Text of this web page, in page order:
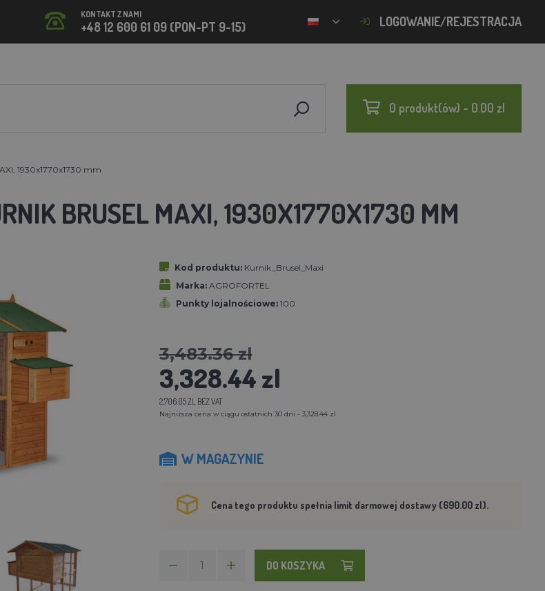
KONTAKT Z NAMI
+48 12 600 61 09 (PON-PT 9-15) LOGOWANIE/REJESTRACJA
0 produkt(ów) - 0.00 zl
1930x1770x1730 mm
BRUSEL MAXI, 1930X1770X1730 MM
Kod produktu: Kurnik_Brusel_Maxi
Marka: AGROFORTEL
Punkty lojalnościowe: 100
3,483.36 zl
3,328.44 zl
2,706.05 ZL BEZ VAT
Najniższa cena w ciągu ostatnich 30 dni - 3,328.44 zl
W MAGAZYNIE
Cena tego produktu spełnia limit darmowej dostawy (690.00 zl).
DO KOSZYKA